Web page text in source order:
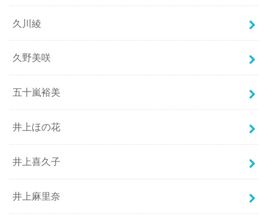
久川綾
久野美咲
五十嵐裕美
井上ほの花
井上喜久子
井上麻里奈